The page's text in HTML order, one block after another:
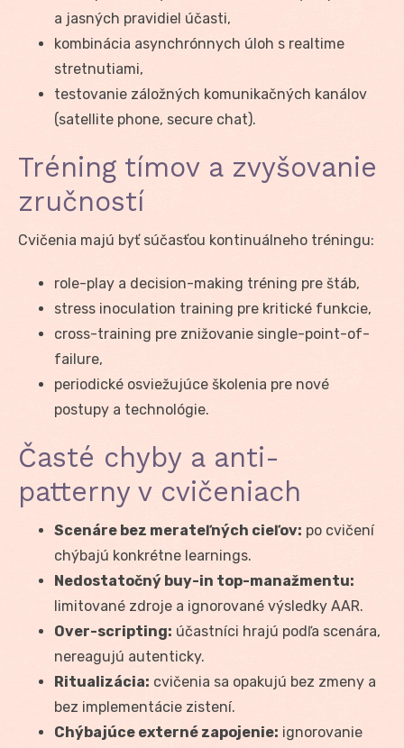
a jasných pravidiel účasti,
kombinácia asynchrónnych úloh s realtime
stretnutiami,
testovanie záložných komunikačných kanálov
(satellite phone, secure chat).
Tréning tímov a zvyšovanie
zručností
Cvičenia majú byť súčasťou kontinuálneho tréningu:
role-play a decision-making tréning pre štáb,
stress inoculation training pre kritické funkcie,
cross-training pre znižovanie single-point-of-
failure,
periodické osviežujúce školenia pre nové
postupy a technológie.
Časté chyby a anti-
patterny v cvičeniach
Scenáre bez merateľných cieľov: po cvičení
chýbajú konkrétne learnings.
Nedostatočný buy-in top-manažmentu:
limitované zdroje a ignorované výsledky AAR.
Over-scripting: účastníci hrajú podľa scenára,
nereagujú autenticky.
Ritualizácia: cvičenia sa opakujú bez zmeny a
bez implementácie zistení.
Chýbajúce externé zapojenie: ignorovanie